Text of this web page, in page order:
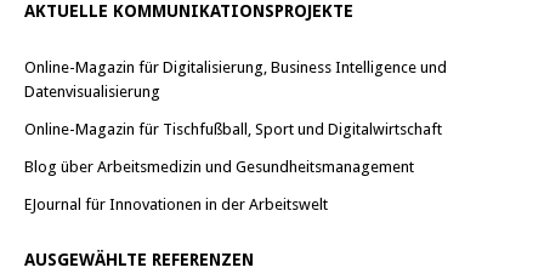
AKTUELLE KOMMUNIKATIONSPROJEKTE
Online-Magazin für Digitalisierung, Business Intelligence und
Datenvisualisierung
Online-Magazin für Tischfußball, Sport und Digitalwirtschaft
Blog über Arbeitsmedizin und Gesundheitsmanagement
EJournal für Innovationen in der Arbeitswelt
AUSGEWÄHLTE REFERENZEN